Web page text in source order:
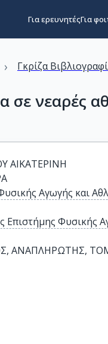
Για ερευνητέςΓια
› Γκρίζα
σε νεαρές
ΑΙΚΑΤΕΡΙΝΗ
Αγωγής και
Επιστήμης Φυσικής
ΑΝΑΠΛΗΡΩΤΗΣ,